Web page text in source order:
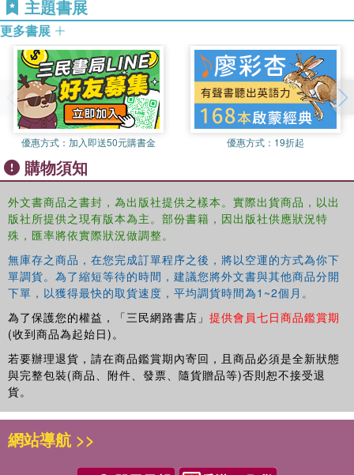
diseases such small sample sizes and provides guidance
for combined use of data. With analysis from regulatory
companion for researchers in biostatistics, pharmaceutical
development, and policy makers in related fields.
Key Features:
Provides better understanding of innovative design and analysis of
each critical clinical initiatives which may be used in regulatory
review/approval of drug development.
Makes recommendations to evaluate submissions accurately and
reliably.
Proposes innovative study designs and statistical methods for
oncology and/or rare disease drug development.
Provides insight regarding current regulatory guidance on drug
development such as gene therapy and rare diseases.
主題書展
更多書展
優惠方式： 加入即送50元購書金 優惠方式： 19折起
購物須知
外文書商品之書封，為出版社提供之樣本。實際出貨商品，以出
版社所提供之現有版本為主。部份書籍，因出版社供應狀況特
殊，匯率將依實際狀況做調整。
無庫存之商品，在您完成訂單程序之後，將以空運的方式為你下
單調貨。為了縮短等待的時間，建議您將外文書與其他商品分開
下單，以獲得最快的取貨速度，平均調貨時間為1~2個月。
為了保護您的權益，「三民網路書店」 提供會員七日商品鑑賞期
(收到商品為起始日)。
若要辦理退貨，請在商品鑑賞期內寄回，且商品必須是全新狀態
與完整包裝(商品、附件、發票、隨貨贈品等)否則恕不接受退
貨。
網站導航 >>